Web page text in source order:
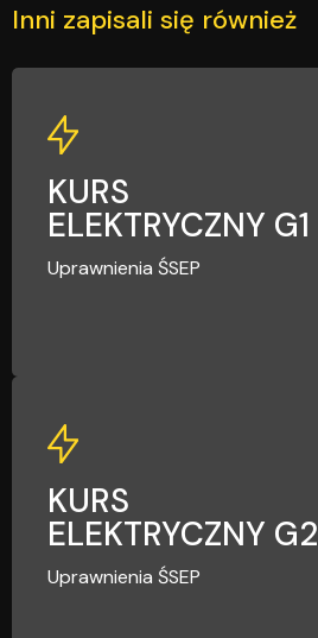
Inni zapisali się również
KURS
ELEKTRYCZNY G1
Uprawnienia ŚSEP
G1
KURS
ELEKTRYCZNY G2
Uprawnienia ŚSEP
G2